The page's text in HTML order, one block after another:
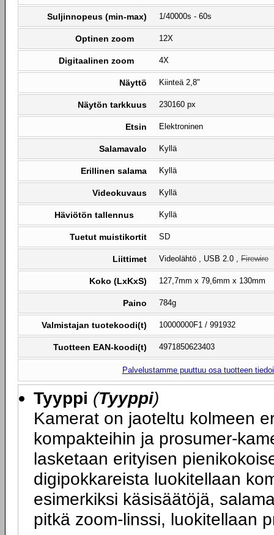
Suljinnopeus (min-max) 1/40000s - 60s
Optinen zoom 12X
Digitaalinen zoom 4X
Näyttö Kiinteä 2,8"
Näytön tarkkuus 230160 px
Etsin Elektroninen
Salamavalo Kyllä
Erillinen salama Kyllä
Videokuvaus Kyllä
Häviötön tallennus Kyllä
Tuetut muistikortit SD
Liittimet Videolähtö , USB 2.0 , Firewire
Koko (LxKxS) 127,7mm x 79,6mm x 130mm
Paino 784g
Valmistajan tuotekoodi(t) 10000000F1 / 991932
Tuotteen EAN-koodi(t) 4971850623403
Palvelustamme puuttuu osa tuotteen
Tyyppi (Tyyppi)
Kamerat on jaoteltu kolmeen
kompakteihin ja prosumer-
lasketaan erityisen
digipokkareista luokitellaan
esimerkiksi käsisäätöjä,
pitkä zoom-linssi, luokitellaan